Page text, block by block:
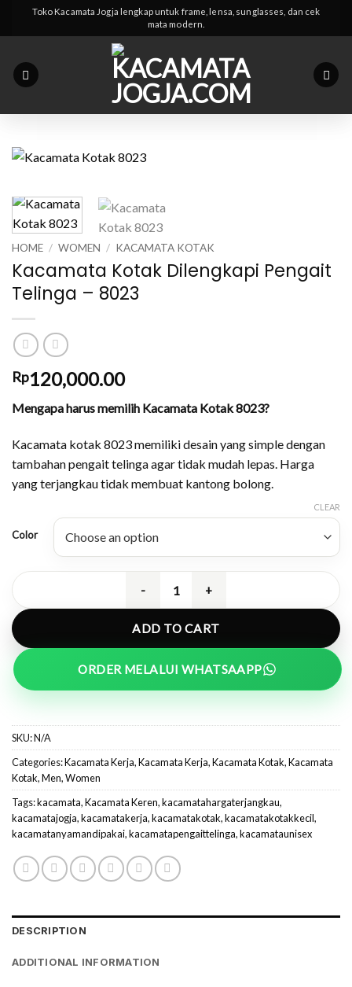
Toko Kacamata Jogja lengkap untuk frame, lensa, sunglasses, dan cek
mata modern.
HOME / WOMEN / KACAMATA KOTAK
Kacamata Kotak Dilengkapi Pengait
Telinga – 8023
Rp120,000.00
Mengapa harus memilih Kacamata Kotak 8023?
Kacamata kotak 8023 memiliki desain yang simple dengan
tambahan pengait telinga agar tidak mudah lepas. Harga
yang terjangkau tidak membuat kantong bolong.
Color
CLEAR
Kacamata Kotak Dilengkapi
ADD TO CART
ORDER MELALUI WHATSAAPP
SKU:N/A
Categories:Kacamata Kerja,Kacamata Kerja,Kacamata Kotak,Kacamata
Kotak,Men,Women
Tags:kacamata,Kacamata Keren,kacamatahargaterjangkau,
kacamatajogja,kacamatakerja,kacamatakotak,kacamatakotakkecil,
kacamatanyamandipakai,kacamatapengaittelinga,kacamataunisex
DESCRIPTION
ADDITIONAL INFORMATION